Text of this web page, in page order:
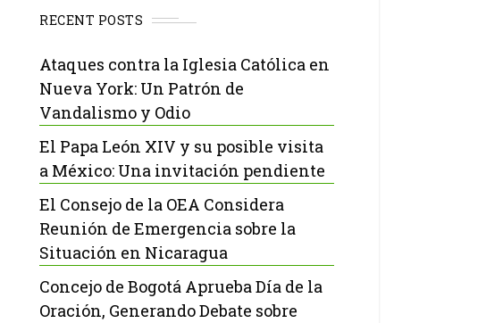
RECENT POSTS
Ataques contra la Iglesia Católica en
Nueva York: Un Patrón de
Vandalismo y Odio
El Papa León XIV y su posible visita
a México: Una invitación pendiente
El Consejo de la OEA Considera
Reunión de Emergencia sobre la
Situación en Nicaragua
Concejo de Bogotá Aprueba Día de la
Oración, Generando Debate sobre